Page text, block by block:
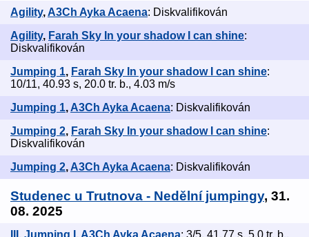
Agility,A3Ch Ayka Acaena: Diskvalifikován
Agility, Farah Sky In your shadow I can shine:
Diskvalifikován
Jumping 1, Farah Sky In your shadow I can shine:
10/11, 40.93 s, 20.0 tr. b., 4.03 m/s
Jumping 1, A3Ch Ayka Acaena: Diskvalifikován
Jumping 2, Farah Sky In your shadow I can shine:
Diskvalifikován
Jumping 2, A3Ch Ayka Acaena: Diskvalifikován
Studenec u Trutnova - Nedělní jumpingy, 31.
08. 2025
III. Jumping I ,A3Ch Ayka Acaena: 3/5, 41.77 s, 5.0 tr. b.,